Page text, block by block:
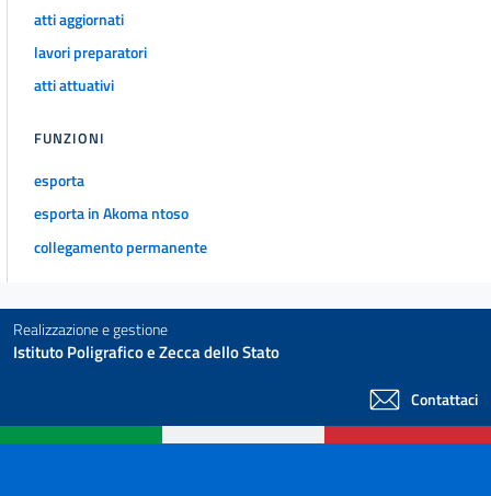
atti aggiornati
lavori preparatori
atti attuativi
FUNZIONI
esporta
esporta in Akoma ntoso
collegamento permanente
Realizzazione e gestione
Istituto Poligrafico e Zecca dello Stato
Contattaci